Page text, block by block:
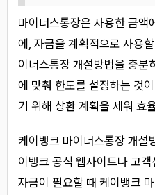
마이너스통장은 사용한 금액
에, 자금을 계획적으로 사용
이너스통장 개설방법을 충분
에 맞춰 한도를 설정하는 것
기 위해 상환 계획을 세워 효
케이뱅크 마이너스통장 개설
이뱅크 공식 웹사이트나 고
자금이 필요할 때 케이뱅크